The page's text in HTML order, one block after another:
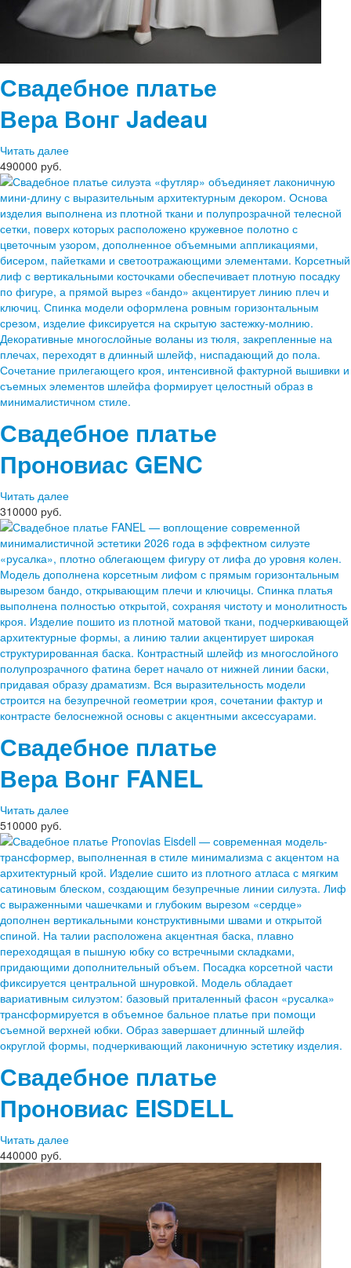
Свадебное платье
Вера Вонг Jadeau
Читать далее
490000 руб.
Свадебное платье
Проновиас GENC
Читать далее
310000 руб.
Свадебное платье
Вера Вонг FANEL
Читать далее
510000 руб.
Свадебное платье
Проновиас EISDELL
Читать далее
440000 руб.